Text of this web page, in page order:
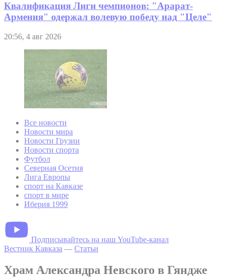
Квалификация Лиги чемпионов: "Арарат-
Армения" одержал волевую победу над "Целе"
20:56, 4 авг 2026
Все новости
Новости мира
Новости Грузии
Новости спорта
Футбол
Северная Осетия
Лига Европы
спорт на Кавказе
спорт в мире
Иберия 1999
Подписывайтесь на наш YouTube-канал
Вестник Кавказа — Статьи
Храм Александра Невского в Гяндже